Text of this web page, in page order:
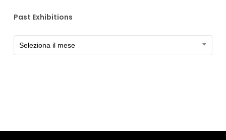
Past Exhibitions
Exhibitions
Seleziona il mese